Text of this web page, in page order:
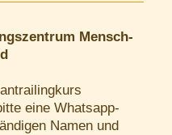
Mensch-
eine Whatsapp-
Namen und